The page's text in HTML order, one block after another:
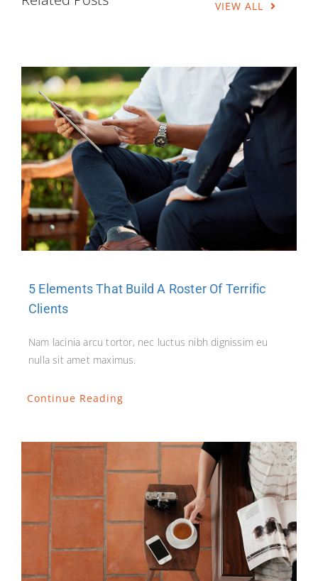
VIEW ALL
5 Elements That Build A Roster Of Terrific
Clients
Nam lacinia arcu tortor, nec luctus nibh dignissim eu
nulla sit amet maximus.
Continue Reading